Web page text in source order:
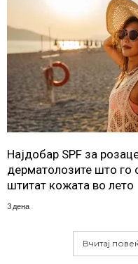
Најдобар SPF за
дерматолозите што го
штитат кожата во лето
3 дена
Вчитај